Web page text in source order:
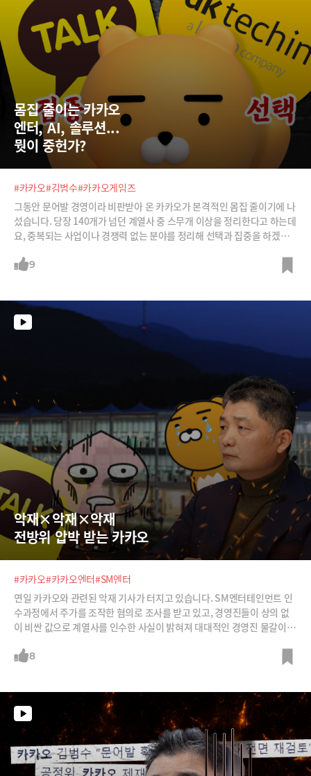
몸집 줄이는 카카오
엔터, AI, 솔루션...
뭣이 중헌가?
#카카오#김범수#카카오게임즈
그동안 문어발 경영이라 비판받아 온 카카오가 본격적인 몸집 줄이기에 나
섰습니다. 당장 140개가 넘던 계열사 중 스무개 이상을 정리한다고 하는데
요, 중복되는 사업이나 경쟁력 없는 분야를 정리해 선택과 집중을 하겠다
않고 통매각이냐 분할매각이냐, 어느 부문을 정리할 것이냐 등 앞으로 가
을까요? 어떤 분야가 정리대상이고, 앞으로의 카카오는 어떤 분야에 집중
하게 될까요?
9
악재×악재×악재
전방위 압박 받는 카카오
#카카오#카카오엔터#SM엔터
연일 카카오와 관련된 악재 기사가 터지고 있습니다. SM엔터테인먼트 인
수과정에서 주가를 조작한 혐의로 조사를 받고 있고, 경영진들이 상의 없
이 비싼 값으로 계열사를 인수한 사실이 밝혀져 대대적인 경영진 물갈이가
할 것이라는 기사도 나오고 있죠.카카오 내부 문제에 대한 폭로, 카카오 모
나섰습니다. 경영진 교체를 단행하고 카카오를 쇄신하겠다고 합니다. 과연
카카오는 외부의 압박과 내홍을 극복하고 새로운 카카오로 거듭날 수 있을
까요?
8